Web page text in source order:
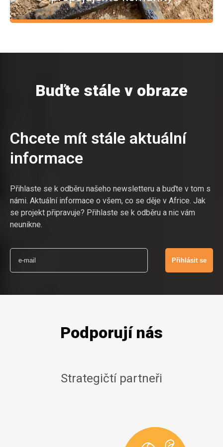
Buďte stále v obraze
Chcete mít stále aktuální
informace
Přihlaste se k odběru našeho newsletteru a buďte v tom s
námi. Aktuální informace o všem, co se děje v Africe. Jak
se projekt připravuje? Přihlaste se k odběru a nic vám
neunikne.
Podporují nás
Strategičtí partneři